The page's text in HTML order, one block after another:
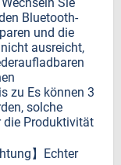
Bluetooth-
und die
ausreicht,
zu Es können 3
solche
die Produktivität
】Echter